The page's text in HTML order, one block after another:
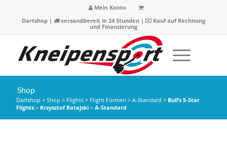
Mein Konto
Dartshop| versandbereit in 24 Stunden |
Kauf auf Rechnung
und Finanzierung
Shop
Dartshop > Shop > Flights> Flight Formen > A-Standard > Bull’s 5-Star
Flights – Krzysztof Ratajski – A-Standard